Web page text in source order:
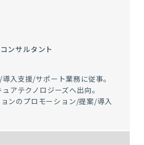
ンサルタント
入支援/サポート業務に従事。
アテクノロジーズへ出向。
ンのプロモーション/提案/導入